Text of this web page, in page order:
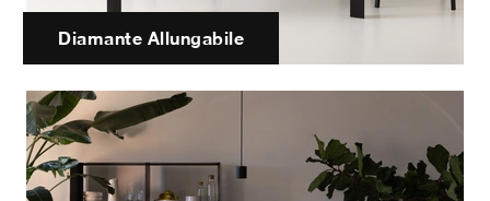
Diamante Allungabile